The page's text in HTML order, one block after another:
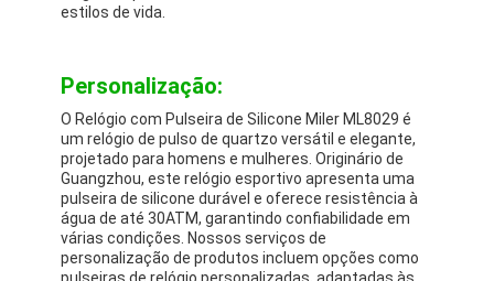
estilos de vida.
Personalização:
O Relógio com Pulseira de Silicone Miler ML8029 é
um relógio de pulso de quartzo versátil e elegante,
projetado para homens e mulheres. Originário de
Guangzhou, este relógio esportivo apresenta uma
pulseira de silicone durável e oferece resistência à
água de até 30ATM, garantindo confiabilidade em
várias condições. Nossos serviços de
personalização de produtos incluem opções como